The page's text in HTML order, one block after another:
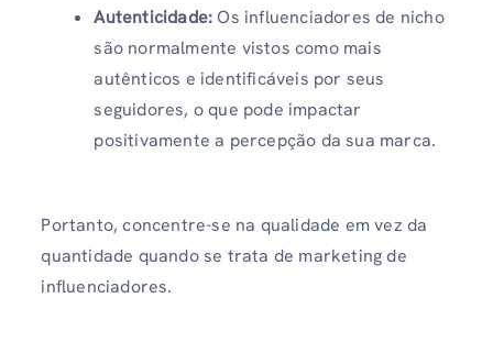
Autenticidade:Os influenciadores de nicho
são normalmente vistos como mais
autênticos e identificáveis ​​por seus
seguidores, o que pode impactar
positivamente a percepção da sua marca.
Portanto, concentre-se na qualidade em vez da
quantidade quando se trata de marketing de
influenciadores.